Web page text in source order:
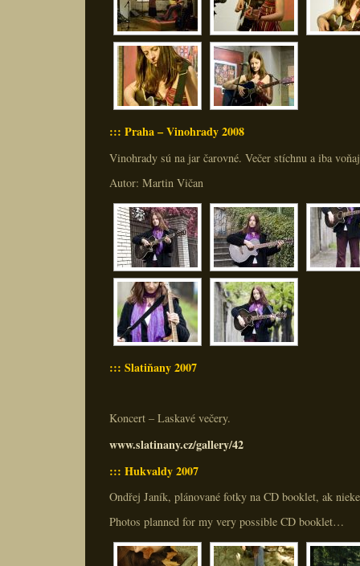
::: Praha – Vinohrady 2008
Vinohrady sú na jar čarovné. Večer stíchnu a iba
Autor: Martin Vičan
::: Slatiňany 2007
Koncert – Laskavé večery.
www.slatinany.cz/gallery/42
::: Hukvaldy 2007
Ondřej Janík, plánované fotky na CD booklet, ak
Photos planned for my very possible CD booklet…